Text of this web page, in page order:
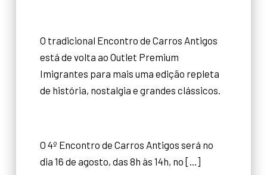
O tradicional Encontro de Carros Antigos
está de volta ao Outlet Premium
Imigrantes para mais uma edição repleta
de história, nostalgia e grandes clássicos.
O 4º Encontro de Carros Antigos será no
dia 16 de agosto, das 8h às 14h, no [...]